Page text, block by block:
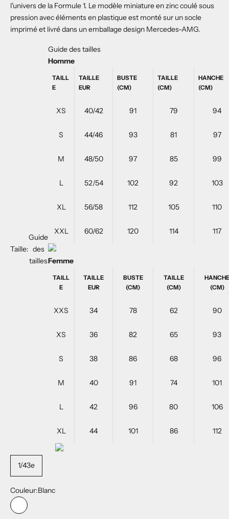
l'univers de la Formule 1. Le modèle miniature en zinc coulé sous
pression avec éléments en plastique est monté sur un socle
imprimé et livré dans un emballage design Mercedes-AMG.
Taille:
Guide
des
tailles
Guide des tailles
Homme
TAILL
E
TAILLE
EUR
BUSTE
(CM)
TAILLE
(CM)
HANCHE
(CM)
XS 40/42 91 79 94
S 44/46 93 81 97
M 48/50 97 85 99
L 52/54 102 92 103
XL 56/58 112 105 110
XXL 60/62 120 114 117
Femme
TAILL
E
TAILLE
EUR
BUSTE
(CM)
TAILLE
(CM)
HANCHE
(CM)
XXS 34 78 62 90
XS 36 82 65 93
S 38 86 68 96
M 40 91 74 101
L 42 96 80 106
XL 44 101 86 112
1/43e
Couleur:Blanc
Blanc